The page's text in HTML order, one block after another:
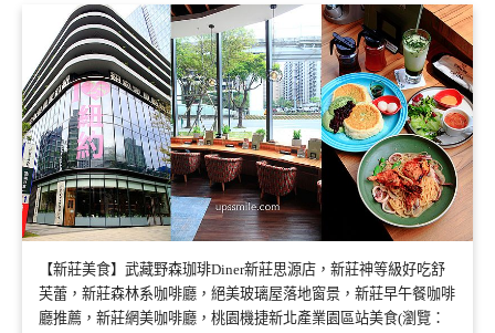
【新莊美食】武藏野森珈琲Diner新莊思源店，新莊神等級好吃舒
芙蕾，新莊森林系咖啡廳，絕美玻璃屋落地窗景，新莊早午餐咖啡
廳推薦，新莊網美咖啡廳，桃園機捷新北產業園區站美食(瀏覽：